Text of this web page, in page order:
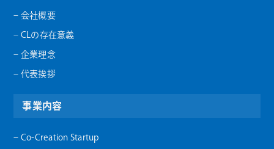
– 会社概要
– CLの存在意義
– 企業理念
– 代表挨拶
事業内容
– Co-Creation Startup